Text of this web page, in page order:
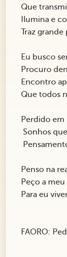
Que
Ilumina e
Traz
Eu busco
Procuro
Encontro
Que todos
Perdido em
Sonhos
Penso na
Peço a
Para eu
FAORO: